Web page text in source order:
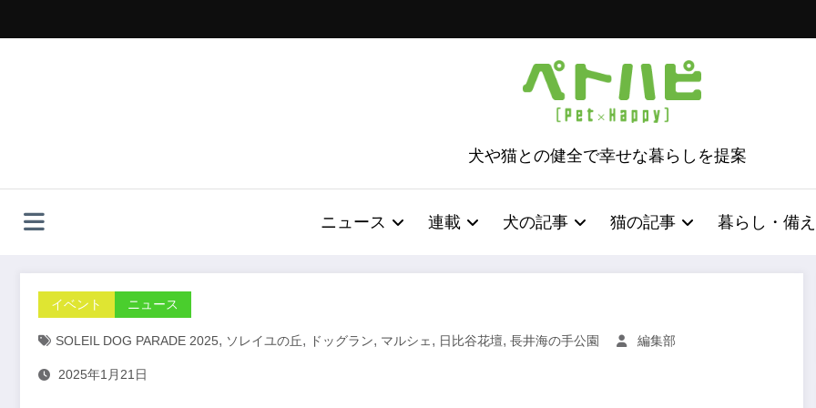
ッ
犬や猫との健全で幸せな暮らしを提案
ニュース 連載 犬の記事 猫の記事 暮らし・備え
イベント ニュース
SOLEIL DOG PARADE 2025, ソレイユの丘, ドッグラン, マルシェ , 日比谷花壇, 長井海の手公園 編集部
2025年1月21日